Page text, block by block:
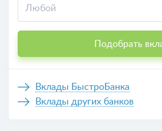
Любой
Подобрать
Вклады БыстроБанка
Вклады других банков